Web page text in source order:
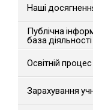
Наші
Публічна
база
Освітній процес
Зарахування